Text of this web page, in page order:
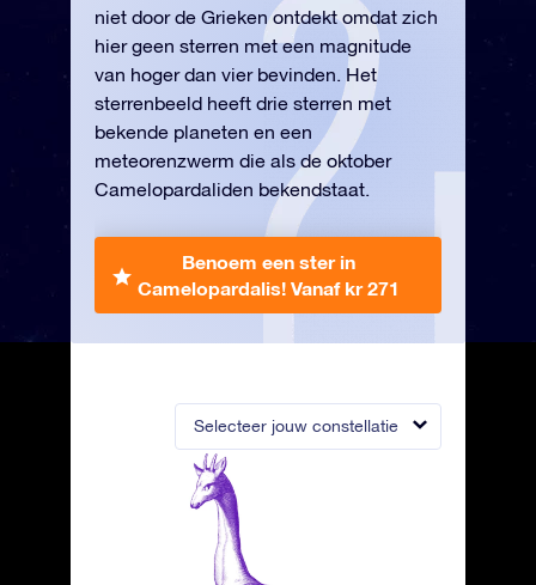
Selecteer jouw constellatie
niet door de Grieken ontdekt omdat zich
hier geen sterren met een magnitude
van hoger dan vier bevinden. Het
sterrenbeeld heeft drie sterren met
bekende planeten en een
meteorenzwerm die als de oktober
Camelopardaliden bekendstaat.
Benoem een ster in
Camelopardalis! Vanaf kr 271